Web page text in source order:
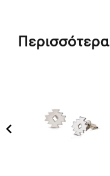
Περισσότερα